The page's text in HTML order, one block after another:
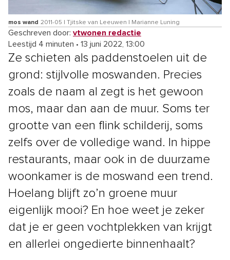
mos wand 2011-05 | Tjitske van Leeuwen | Marianne Luning
Geschreven door: vtwonen redactie
Leestijd 4 minuten • 13 juni 2022, 13:00
Ze schieten als paddenstoelen uit de
grond: stijlvolle moswanden. Precies
zoals de naam al zegt is het gewoon
mos, maar dan aan de muur. Soms ter
grootte van een flink schilderij, soms
zelfs over de volledige wand. In hippe
restaurants, maar ook in de duurzame
woonkamer is de moswand een trend.
Hoelang blijft zo’n groene muur
eigenlijk mooi? En hoe weet je zeker
dat je er geen vochtplekken van krijgt
en allerlei ongedierte binnenhaalt?